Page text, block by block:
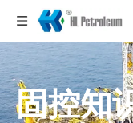
固控知